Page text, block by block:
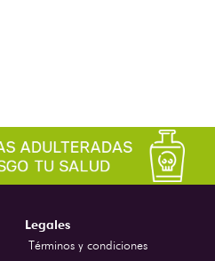
Legales
Términos y condiciones